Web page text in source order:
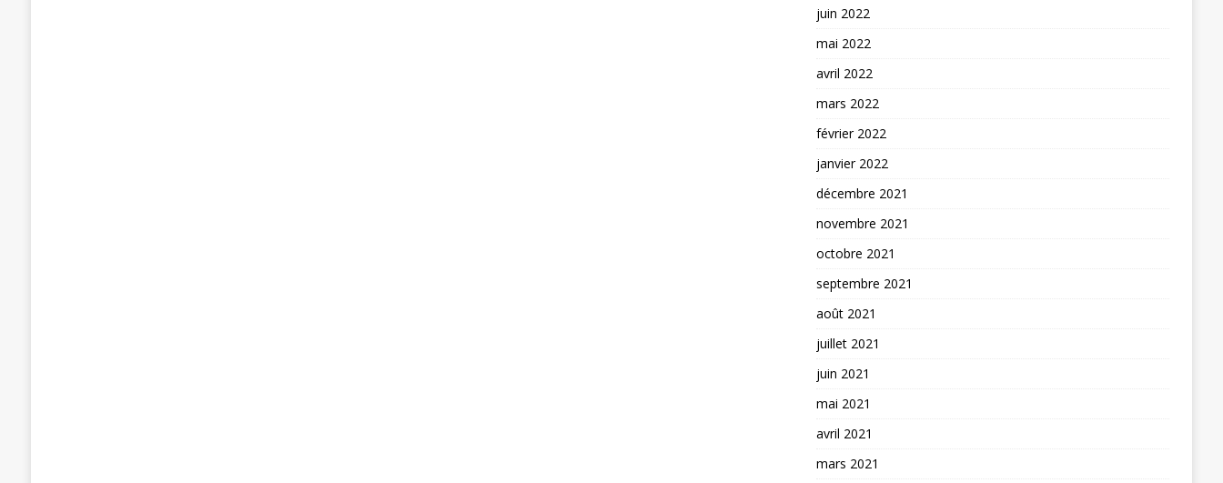
juin 2022
mai 2022
avril 2022
mars 2022
février 2022
janvier 2022
décembre 2021
novembre 2021
octobre 2021
septembre 2021
août 2021
juillet 2021
juin 2021
mai 2021
avril 2021
mars 2021